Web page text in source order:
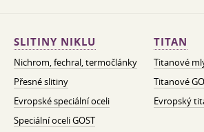
SLITINY NIKLU
Nichrom, fechral, termočlánky
Přesné slitiny
Evropské speciální oceli
Speciální oceli GOST
TITAN
Titanové
Titanové
Evropský